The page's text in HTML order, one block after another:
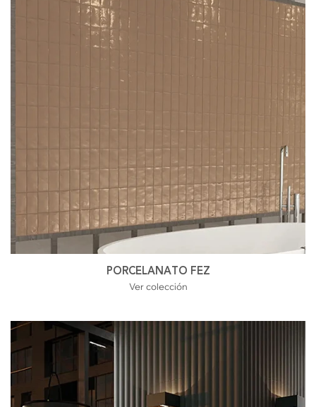
PORCELANATO FEZ
Ver colección